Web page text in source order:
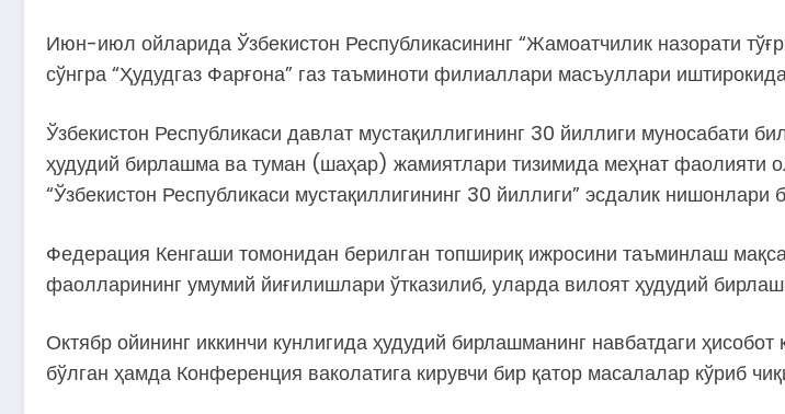
Июн-июл ойларида Ўзбекистон Республикасининг “Жамоатчилик назорати
сўнгра “Ҳудудгаз Фарғона” газ таъминоти филиаллари масъуллари
Ўзбекистон Республикаси давлат мустақиллигининг 30 йиллиги муносабати
ҳудудий бирлашма ва туман (шаҳар) жамиятлари тизимида меҳнат фаолияти
“Ўзбекистон Республикаси мустақиллигининг 30 йиллиги” эсдалик нишонлари
Федерация Кенгаши томонидан берилган топшириқ ижросини таъминлаш
фаолларининг умумий йиғилишлари ўтказилиб, уларда вилоят ҳудудий
Октябр ойининг иккинчи кунлигида ҳудудий бирлашманинг навбатдаги
бўлган ҳамда Конференция ваколатига кирувчи бир қатор масалалар кўриб